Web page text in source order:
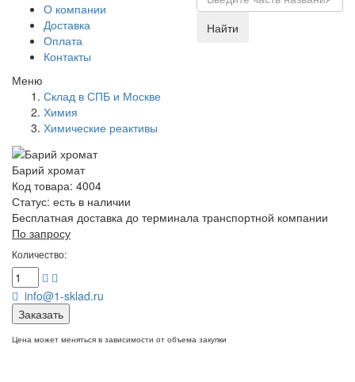
О компании
Доставка
Оплата
Контакты
Найти
Меню
Склад в СПБ и Москве
Химия
Химические реактивы
Барий хромат
Код товара: 4004
Статус: есть в наличии
Бесплатная доставка до терминала транспортной компании
По запросу
Количество:
info@1-sklad.ru
Заказать
Цена может меняться в зависимости от объема закупки